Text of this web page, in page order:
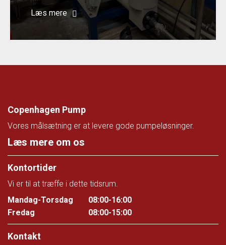
Læs mere
Copenhagen Pump
Vores målsætning er at levere gode pumpeløsninger.
Læs mere om os
Kontortider
Vi er til at træffe i dette tidsrum.
Mandag-Torsdag
Fredag
08:00-16:00
08:00-15:00
Kontakt